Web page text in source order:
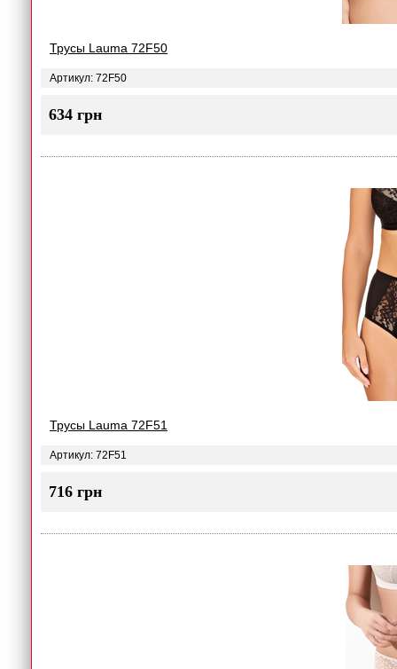
Трусы Lauma 72F50
Артикул: 72F50
634 грн
Трусы Lauma 72F51
Артикул: 72F51
716 грн